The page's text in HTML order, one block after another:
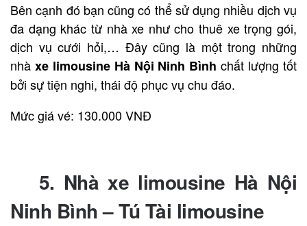
Bên cạnh đó bạn cũng có thể sử dụng nhiều dịch vụ
đa dạng khác từ nhà xe như cho thuê xe trọng gói,
dịch vụ cưới hỏi,… Đây cũng là một trong những
nhà xe limousine Hà Nội Ninh Bìnhchất lượng tốt
bởi sự tiện nghi, thái độ phục vụ chu đáo.
Mức giá vé: 130.000 VNĐ
5. Nhà xe limousine Hà Nội
Ninh Bình – Tú Tài limousine